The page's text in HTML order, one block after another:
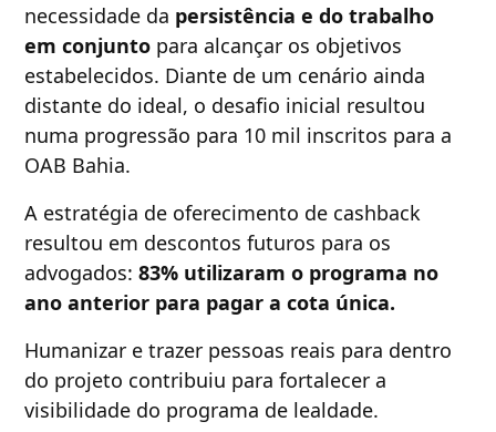
necessidade da persistência e do trabalho
em conjunto para alcançar os objetivos
estabelecidos. Diante de um cenário ainda
distante do ideal, o desafio inicial resultou
numa progressão para 10 mil inscritos para a
OAB Bahia.
A estratégia de oferecimento de cashback
resultou em descontos futuros para os
advogados:83% utilizaram o programa no
ano anterior para pagar a cota única.
Humanizar e trazer pessoas reais para dentro
do projeto contribuiu para fortalecer a
visibilidade do programa de lealdade.